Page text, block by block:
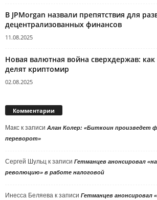
В JPMorgan назвали препятствия для
децентрализованных финансов
11.08.2025
Новая валютная война сверхдержав:
делят криптомир
02.08.2025
Комментарии
Макс к записи Алан Колер: «Биткоин произведет
переворот»
Сергей Шульц к записи Гетманцев анонсировал
революцию» в работе налоговой
Инесса Беляева к записи Гетманцев анонсировал